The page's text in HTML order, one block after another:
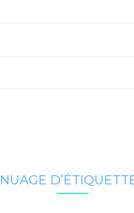
NUAGE